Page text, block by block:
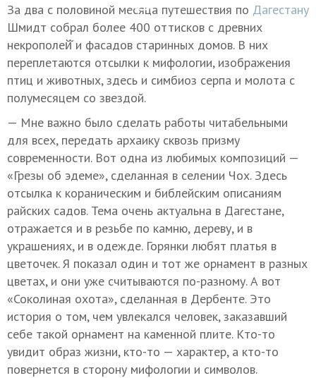
За два с половиной месяца путешествия по Дагестану
Шмидт собрал более 400 оттисков с древних
некрополей̆ и фасадов старинных домов. В них
переплетаются отсылки к мифологии, изображения
птиц и животных, здесь и симбиоз серпа и молота с
полумесяцем со звездой.
— Мне важно было сделать работы читабельными
для всех, передать архаику сквозь призму
современности. Вот одна из любимых композиций —
«Грезы об эдеме», сделанная в селении Чох. Здесь
отсылка к кораническим и библейским описаниям
райских садов. Тема очень актуальна в Дагестане,
отражается и в резьбе по камню, дереву, и в
украшениях, и в одежде. Горянки любят платья в
цветочек. Я показал один и тот же орнамент в разных
цветах, и они уже считываются по-разному. А вот
«Соколиная охота», сделанная в Дербенте. Это
история о том, чем увлекался человек, заказавший
себе такой орнамент на каменной плите. Кто-то
увидит образ жизни, кто-то — характер, а кто-то
повернется в сторону мифологии и символов.